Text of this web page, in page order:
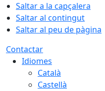
Saltar a la capçalera
Saltar al contingut
Saltar al peu de pàgina
Contactar
Idiomes
Català
Castellà